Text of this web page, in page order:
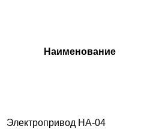
Наименование
Электропривод НА-04